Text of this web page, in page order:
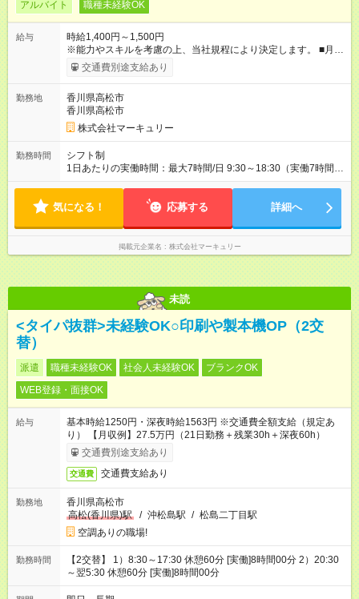
アルバイト 職種未経験OK
給与
時給1,400円～1,500円
※能力やスキルを考慮の上、当社規程により決定します。 ■月収
例 時給1，400円×1日7時間×月22日勤務＝215，600円 【試用期
間】試用期間あり 試用期間の長さ：3ヶ月 雇用形態、給与は本
交通費別途支給あり
勤務地
香川県高松市
香川県高松市
株式会社マーキュリー
勤務時間
シフト制
1日あたりの実働時間：最大7時間/日 9:30～18:30（実働7時間／
休憩2時間） ■週5日勤務 ■残業ほぼなし ■希望休あり
気になる！ 応募する 詳細へ
掲載元企業名 株式会社マーキュリー
未読
<タイパ抜群>未経験OK○印刷や製本機OP（2交
替）
派遣 職種未経験OK 社会人未経験OK
ブランクOK
WEB登録・面接OK
給与
基本時給1250円・深夜時給1563円 ※交通費全額支給（規定あ
り） 【月収例】27.5万円（21日勤務＋残業30h＋深夜60h）
交通費別途支給あり
交通費 交通費支給あり
勤務地
香川県高松市
高松(香川県)駅
/ 沖松島駅 / 松島二丁目駅
空調ありの職場!
勤務時間
【2交替】 1）8:30～17:30 休憩60分 [実働]8時間00分 2）20:30
～翌5:30 休憩60分 [実働]8時間00分